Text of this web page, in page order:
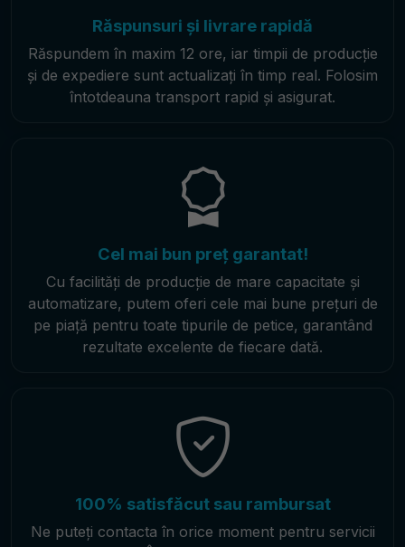
Răspunsuri și livrare rapidă
Răspundem în maxim 12 ore, iar timpii de producție
și de expediere sunt actualizați în timp real. Folosim
întotdeauna transport rapid și asigurat.
Cel mai bun preț garantat!
Cu facilități de producție de mare capacitate și
automatizare, putem oferi cele mai bune prețuri de
pe piață pentru toate tipurile de petice, garantând
rezultate excelente de fiecare dată.
100% satisfăcut sau rambursat
Ne puteți contacta în orice moment pentru servicii